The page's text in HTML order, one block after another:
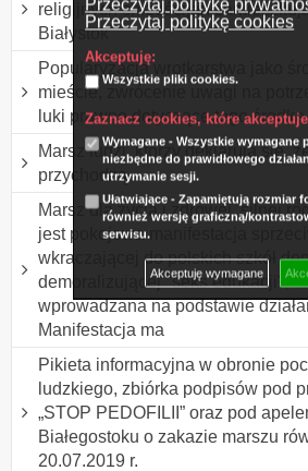
Przeczytaj politykę
Przeczytaj politykę cookies
Akceptuję:
Wszystkie pliki cookies.
Zaznacz cookies, które
Wymagane - Wszystkie wymagane
niezbędne do prawidłowego
utrzymanie sesji.
Ułatwiające - Zapamiętują rozmiar
również wersję graficzną/
serwisu.
Akceptuję wymagane
religijnych chrześcijan
Białystok
Popularyzacja wrotkarstwa jako
mieście, zwrócenie uwagi na
luki prawne dotyczące tego środka
Marsz ludzi, którzy deklarują się,
przychodzą.
Marsz dla życia i zdrowej, silnej
jest pokojowa manifestacja
wkraczającej do polskich szkół
demoralizującej "seks edukacji",
wprowadzana na podstawie
Manifestacja ma
Pikieta informacyjna w obronie
ludzkiego, zbiórka podpisów pod
„STOP PEDOFILII” oraz pod
Białegostoku o zakazie marszu
20.07.2019 r.